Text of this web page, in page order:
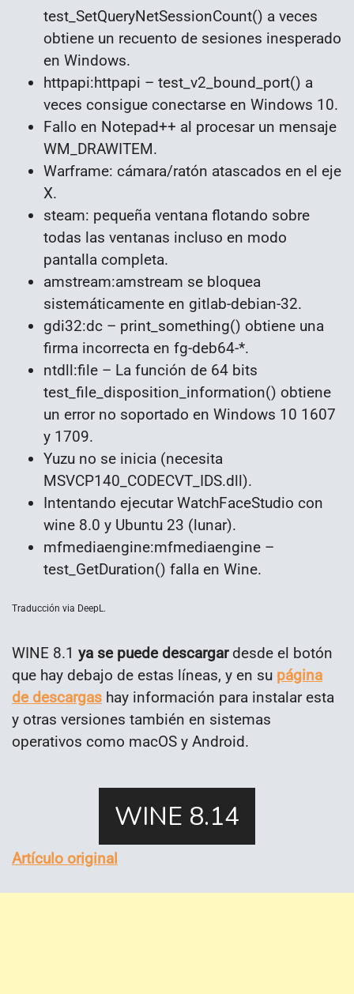
test_SetQueryNetSessionCount() a veces
obtiene un recuento de sesiones inesperado
en Windows.
httpapi:httpapi – test_v2_bound_port() a
veces consigue conectarse en Windows 10.
Fallo en Notepad++ al procesar un mensaje
WM_DRAWITEM.
Warframe: cámara/ratón atascados en el eje
X.
steam: pequeña ventana flotando sobre
todas las ventanas incluso en modo
pantalla completa.
amstream:amstream se bloquea
sistemáticamente en gitlab-debian-32.
gdi32:dc – print_something() obtiene una
firma incorrecta en fg-deb64-*.
ntdll:file – La función de 64 bits
test_file_disposition_information() obtiene
un error no soportado en Windows 10 1607
y 1709.
Yuzu no se inicia (necesita
MSVCP140_CODECVT_IDS.dll).
Intentando ejecutar WatchFaceStudio con
wine 8.0 y Ubuntu 23 (lunar).
mfmediaengine:mfmediaengine –
test_GetDuration() falla en Wine.
Traducción via DeepL.
WINE 8.1 ya se puede descargardesde el botón
que hay debajo de estas líneas, y en su página
de descargas hay información para instalar esta
y otras versiones también en sistemas
operativos como macOS y Android.
Artículo original